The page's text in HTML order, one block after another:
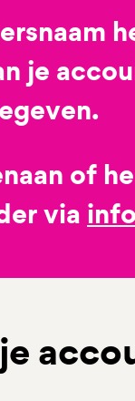
je
of
via